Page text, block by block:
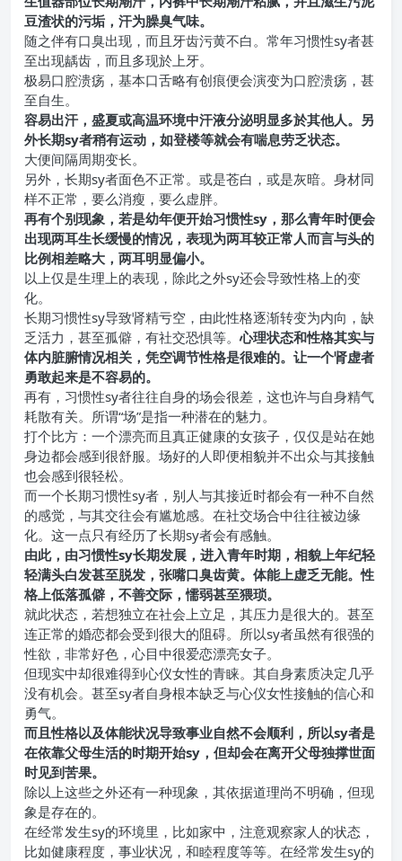
豆渣状的污垢，汗为臊臭气味。
随之伴有口臭出现，而且牙齿污黄不白。常年习惯性sy者甚
至出现龋齿，而且多现於上牙。
极易口腔溃疡，基本口舌略有创痕便会演变为口腔溃疡，甚
至自生。
容易出汗，盛夏或高温环境中汗液分泌明显多於其他人。另
外长期sy者稍有运动，如登楼等就会有喘息劳乏状态。
大便间隔周期变长。
另外，长期sy者面色不正常。或是苍白，或是灰暗。身材同
样不正常，要么消瘦，要么虚胖。
再有个别现象，若是幼年便开始习惯性sy，那么青年时便会
出现两耳生长缓慢的情况，表现为两耳较正常人而言与头的
比例相差略大，两耳明显偏小。
以上仅是生理上的表现，除此之外sy还会导致性格上的变
化。
长期习惯性sy导致肾精亏空，由此性格逐渐转变为内向，缺
乏活力，甚至孤僻，有社交恐惧等。心理状态和性格其实与
体内脏腑情况相关，凭空调节性格是很难的。让一个肾虚者
勇敢起来是不容易的。
再有，习惯性sy者往往自身的场会很差，这也许与自身精气
耗散有关。所谓“场”是指一种潜在的魅力。
打个比方：一个漂亮而且真正健康的女孩子，仅仅是站在她
身边都会感到很舒服。场好的人即便相貌并不出众与其接触
也会感到很轻松。
而一个长期习惯性sy者，别人与其接近时都会有一种不自然
的感觉，与其交往会有尴尬感。在社交场合中往往被边缘
化。这一点只有经历了长期sy者会有感触。
由此，由习惯性sy长期发展，进入青年时期，相貌上年纪轻
轻满头白发甚至脱发，张嘴口臭齿黄。体能上虚乏无能。性
格上低落孤僻，不善交际，懦弱甚至猥琐。
就此状态，若想独立在社会上立足，其压力是很大的。甚至
连正常的婚恋都会受到很大的阻碍。所以sy者虽然有很强的
性欲，非常好色，心目中很爱恋漂亮女子。
但现实中却很难得到心仪女性的青睐。其自身素质决定几乎
没有机会。甚至sy者自身根本缺乏与心仪女性接触的信心和
勇气。
而且性格以及体能状况导致事业自然不会顺利，所以sy者是
在依靠父母生活的时期开始sy，但却会在离开父母独撑世面
时见到苦果。
除以上这些之外还有一种现象，其依据道理尚不明确，但现
象是存在的。
在经常发生sy的环境里，比如家中，注意观察家人的状态，
比如健康程度，事业状况，和睦程度等等。在经常发生sy的